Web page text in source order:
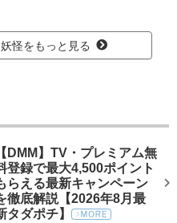
怪をもっと見る
【DMM】TV・プレミアム無
登録で最大4,500ポイント
らえる最新キャンペーン
徹底解説【2026年8月最
タダポチ】